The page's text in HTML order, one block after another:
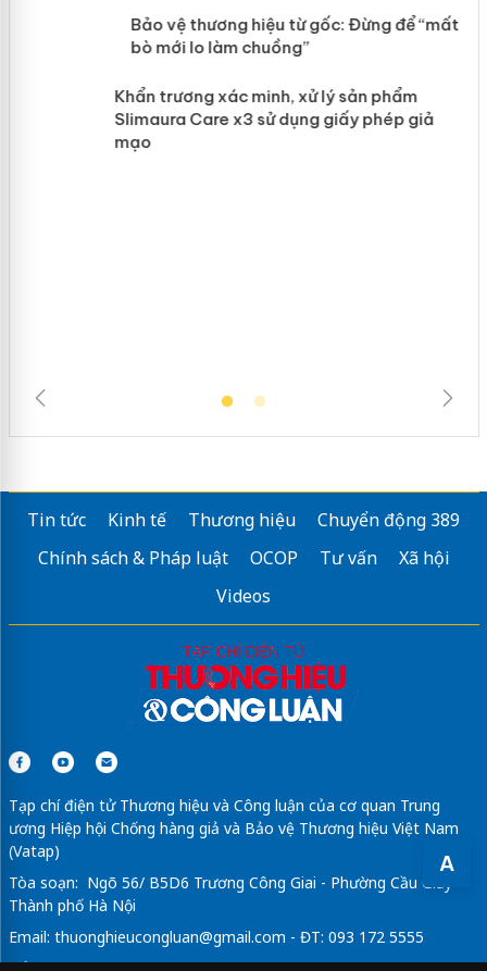
A
Bảo vệ thương hiệu từ gốc: Đừng để
“mất bò mới lo làm chuồng”
Tin tức Kinh tế Thương hiệu
Chuyển động 389
Chính sách & Pháp luật
OCOP Tư vấn
Xã hội
Videos
Tạp chí điện tử Thương hiệu và Công luận của cơ quan Trung
ương Hiệp hội Chống hàng giả và Bảo vệ Thương hiệu Việt Nam
(Vatap)
Tòa soạn: Ngõ 56/ B5D6 Trương Công Giai - Phường Cầu Giấy -
Thành phố Hà Nội
Email: thuonghieucongluan@gmail.com - ĐT: 093 172 5555